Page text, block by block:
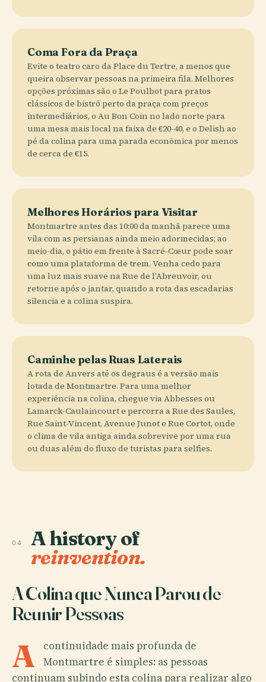
Coma Fora da Praça
Evite o teatro caro da Place du Tertre, a menos que
queira observar pessoas na primeira fila. Melhores
opções próximas são o Le Poulbot para pratos
clássicos de bistrô perto da praça com preços
intermediários, o Au Bon Coin no lado norte para
uma mesa mais local na faixa de €20-40, e o Delish ao
pé da colina para uma parada econômica por menos
de cerca de €15.
Melhores Horários para Visitar
Montmartre antes das 10:00 da manhã parece uma
vila com as persianas ainda meio adormecidas; ao
meio-dia, o pátio em frente à Sacré-Cœur pode soar
como uma plataforma de trem. Venha cedo para
uma luz mais suave na Rue de l’Abreuvoir, ou
retorne após o jantar, quando a rota das escadarias
silencia e a colina suspira.
Caminhe pelas Ruas Laterais
A rota de Anvers até os degraus é a versão mais
lotada de Montmartre. Para uma melhor
experiência na colina, chegue via Abbesses ou
Lamarck-Caulaincourt e percorra a Rue des Saules,
Rue Saint-Vincent, Avenue Junot e Rue Cortot, onde
o clima de vila antiga ainda sobrevive por uma rua
ou duas além do fluxo de turistas para selfies.
04 A history of
reinvention.
A Colina que Nunca Parou de
Reunir Pessoas
A
continuidade mais profunda de
Montmartre é simples: as pessoas
continuam subindo esta colina para realizar algo